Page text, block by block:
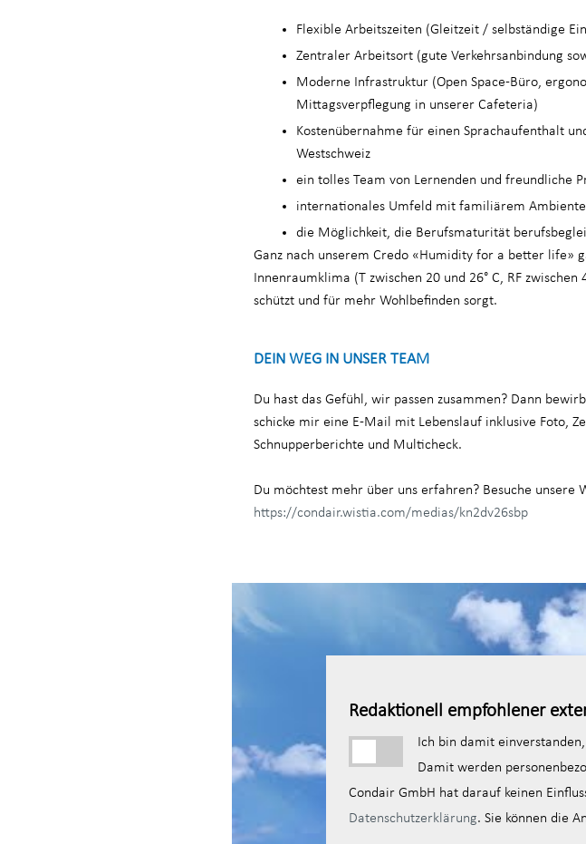
Flexible Arbeitszeiten (Gleitzeit / selbständige
Zentraler Arbeitsort (gute Verkehrsanbindung
Moderne Infrastruktur (Open Space-Büro,
Mittagsverpflegung in unserer Cafeteria)
Kostenübernahme für einen Sprachaufenthalt
Westschweiz
ein tolles Team von Lernenden und freundliche
internationales Umfeld mit familiärem Ambiente
die Möglichkeit, die Berufsmaturität
Ganz nach unserem Credo «Humidity for a better life»
Innenraumklima (T zwischen 20 und 26° C, RF
schützt und für mehr Wohlbefinden sorgt.
DEIN WEG IN UNSER TEAM
Du hast das Gefühl, wir passen zusammen? Dann
schicke mir eine E-Mail mit Lebenslauf inklusive Foto,
Schnupperberichte und Multicheck.
Du möchtest mehr über uns erfahren? Besuche unsere
https://condair.wistia.com/medias/kn2dv26sbp
Redaktionell empfohlener
Ich bin damit
Damit werden
Condair GmbH hat darauf keinen
Datenschutzerklärung. Sie können die